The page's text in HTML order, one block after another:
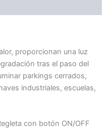
proporcionan una luz
tras el paso del
parkings cerrados,
industriales, escuelas,
con botón ON/OFF